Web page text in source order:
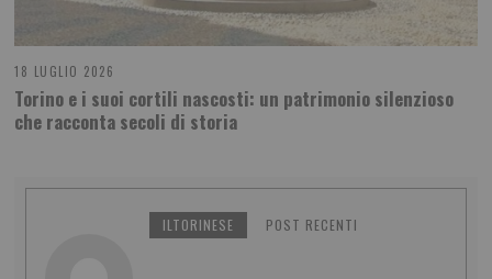
18 LUGLIO 2026
Torino e i suoi cortili nascosti: un patrimonio silenzioso
che racconta secoli di storia
ILTORINESE POST RECENTI